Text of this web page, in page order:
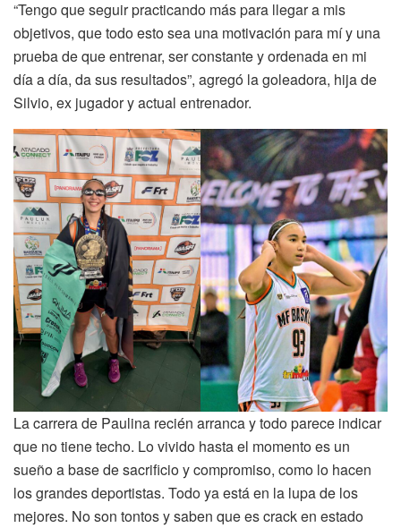
“Tengo que seguir practicando más para llegar a mis
objetivos, que todo esto sea una motivación para mí y una
prueba de que entrenar, ser constante y ordenada en mi
día a día, da sus resultados”, agregó la goleadora, hija de
Silvio, ex jugador y actual entrenador.
La carrera de Paulina recién arranca y todo parece indicar
que no tiene techo. Lo vivido hasta el momento es un
sueño a base de sacrificio y compromiso, como lo hacen
los grandes deportistas. Todo ya está en la lupa de los
mejores. No son tontos y saben que es crack en estado